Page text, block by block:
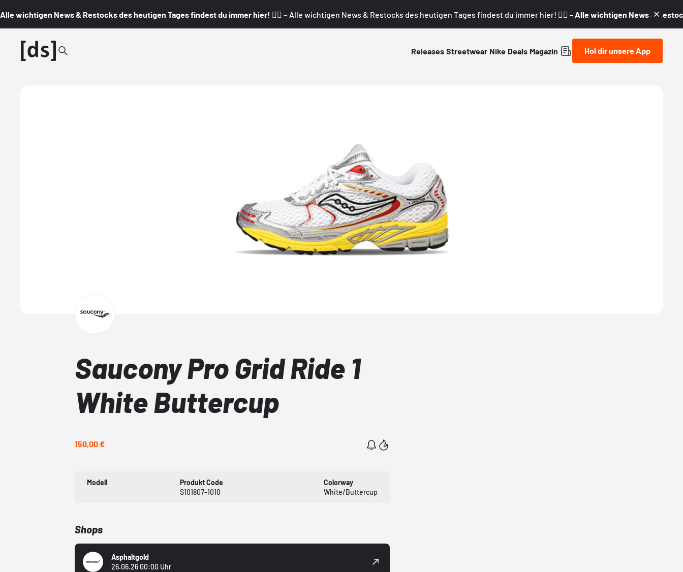
Alle wichtigen News & Restocks des heutigen Tages findest du immer hier! 👇🏼 – Alle wichtigen News & Restocks des heutigen Tages findest du immer hier! 👇🏼 – Alle wichtigen News &
Releases Streetwear Nike Deals Magazin Hol dir unsere App
Saucony Pro Grid Ride 1
White Buttercup
150,00 €
Modell
Produkt Code
S101807-1010
Colorway
White/Buttercup
Shops
Asphaltgold
26.06.26 00:00 Uhr